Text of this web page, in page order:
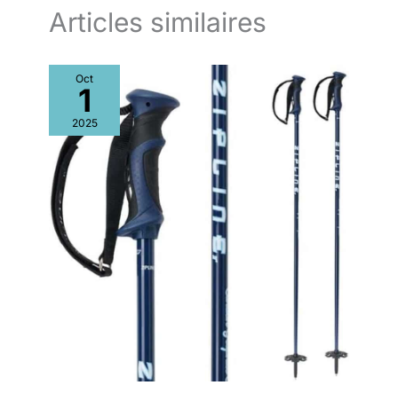
Articles similaires
Oct
1
2025